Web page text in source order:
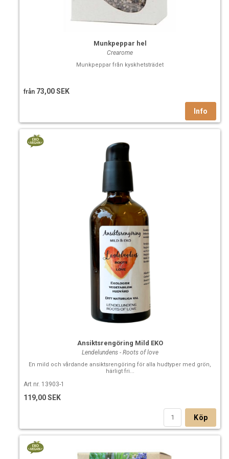
Munkpeppar hel
Crearome
Munkpeppar från kyskhetsträdet
från 73,00 SEK
Ansiktsrengöring Mild EKO
Lendelundens - Roots of love
En mild och vårdande ansiktsrengöring för alla hudtyper med grön,
härligt fri...
Art nr. 13903-1
119,00 SEK
Köp